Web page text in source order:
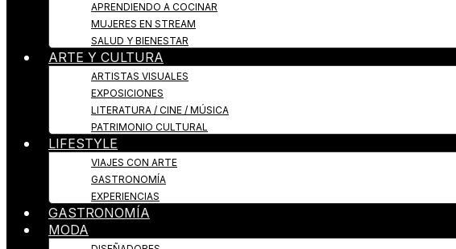
APRENDIENDO A COCINAR
MUJERES EN STREAM
SALUD Y BIENESTAR
ARTE Y CULTURA
ARTISTAS VISUALES
EXPOSICIONES
LITERATURA / CINE / MÚSICA
PATRIMONIO CULTURAL
LIFESTYLE
VIAJES CON ARTE
GASTRONOMÍA
EXPERIENCIAS
GASTRONOMÍA
MODA